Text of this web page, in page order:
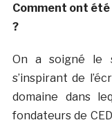
Comment ont été
?
On a soigné le
s’inspirant de
domaine dans
fondateurs de